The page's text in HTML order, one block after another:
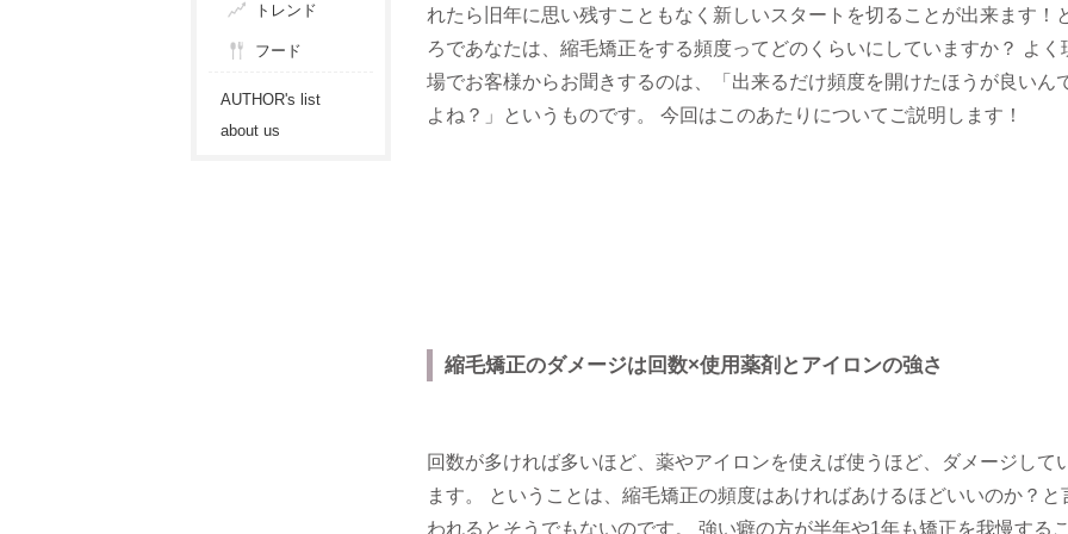
トレンド
フード
AUTHOR's list
about us
れたら旧年に思い残すこともなく新しいスタートを切ることが出来ます！
ろであなたは、縮毛矯正をする頻度ってどのくらいにしていますか？ よく
場でお客様からお聞きするのは、「出来るだけ頻度を開けたほうが良いん
よね？」というものです。 今回はこのあたりについてご説明します！
縮毛矯正のダメージは回数×使用薬剤とアイロンの強さ
回数が多ければ多いほど、薬やアイロンを使えば使うほど、ダメージして
ます。 ということは、縮毛矯正の頻度はあければあけるほどいいのか？と
われるとそうでもないのです。 強い癖の方が半年や1年も矯正を我慢する